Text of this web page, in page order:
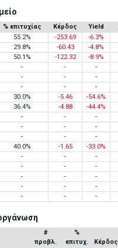
% επιτυχίας Κέρδος Yield
55.2% -253.69 -6.3%
29.8% -60.43 -4.8%
50.1% -122.32 -8.9%
- - -
- - -
- - -
30.0% -5.46 -54.6%
36.4% -4.88 -44.4%
- - -
- - -
- - -
40.0% -1.65 -33.0%
- - -
- - -
- - -
- - -
- - -
#
προβλ.
%
επιτυχ.
Κέρδος